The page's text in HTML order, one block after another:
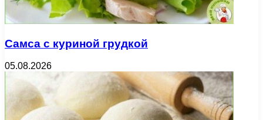
Самса с куриной грудкой
05.08.2026